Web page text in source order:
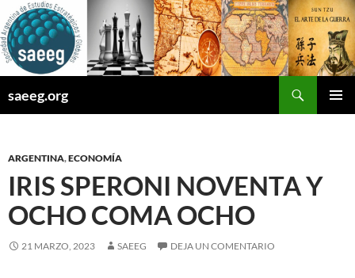
Saltar
al
contenido
saeeg.org
ARGENTINA,ECONOMÍA
IRIS SPERONI NOVENTA Y
OCHO COMA OCHO
21 MARZO, 2023 SAEEG DEJA UN COMENTARIO